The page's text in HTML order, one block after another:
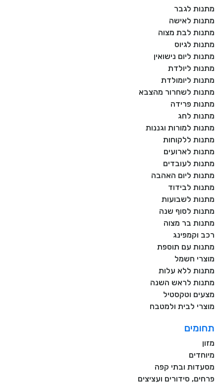
מתנות לגבר
מתנות לאישה
מתנות לבת מצוה
מתנות לגיוס
מתנות ליום נישואין
מתנות ליולדת
מתנות ליומולדת
מתנות לשחרור מהצבא
מתנות פרידה
מתנות לחג
מתנות למורות וגננות
מתנות ללקוחות
מתנות לארועים
מתנות לעובדים
מתנות ליום האהבה
מתנות לבידוד
מתנות לשבועות
מתנות לסוף שנה
מתנות בר מצוה
רכב וקמפינג
מתנות עם תוספת
מוצרי חשמל
מתנות ללא עלות
מתנות לראש השנה
מצעים וטקסטיל
מוצרי לבית ולמטבח
תחומים
מזון
מיוחדים
מסעדות ובתי קפה
פרחים, סידורים ועציצים